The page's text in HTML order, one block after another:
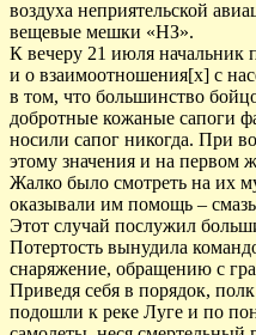
воздуха неприятельской
вещевые мешки «НЗ».
К вечеру 21 июля начальник
и о взаимоотношения[х] с
в том, что большинство
добротные кожаные сапоги
носили сапог никогда. При
этому значения и на первом
Жалко было смотреть на их
оказывали им помощь –
Этот случай послужил
Потертость вынудила
снаряжение, обращению с
Приведя себя в порядок,
подошли к реке Луге и по